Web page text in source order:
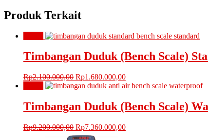
Produk Terkait
Timbangan Duduk (Bench Scale)
Rp2.100.000,00 Harga
aslinya
Rp2.100.000,00.
Rp1.680.000,00Harga
saat
adalah:
Rp1.680.000,00.
Timbangan Duduk (Bench Scale)
Rp9.200.000,00 Harga
aslinya
Rp7.360.000,00Harga